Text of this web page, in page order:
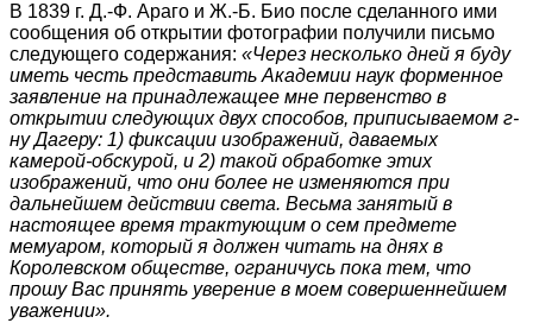
В 1839 г. Д.-Ф. Араго и Ж.-Б. Био после сделанного ими
сообщения об открытии фотографии получили письмо
следующего содержания: «Через несколько дней я буду
иметь честь представить Академии наук форменное
заявление на принадлежащее мне первенство в
открытии следующих двух способов, приписываемом г-
ну Дагеру: 1) фиксации изображений, даваемых
камерой-обскурой, и 2) такой обработке этих
изображений, что они более не изменяются при
дальнейшем действии света. Весьма занятый в
настоящее время трактующим о сем предмете
мемуаром, который я должен читать на днях в
Королевском обществе, ограничусь пока тем, что
прошу Вас принять уверение в моем совершеннейшем
уважении».